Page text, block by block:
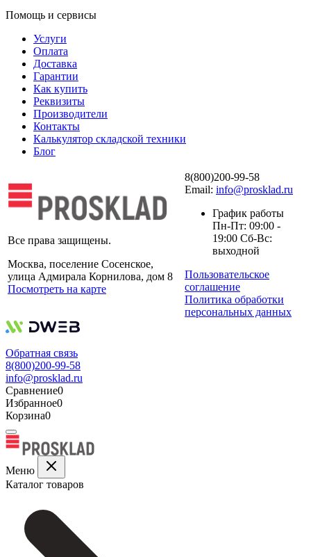
Помощь и сервисы
Услуги
Оплата
Доставка
Гарантии
Как купить
Реквизиты
Производители
Контакты
Калькулятор складской техники
Блог
Все права защищены.
Москва, поселение Сосенское,
улица Адмирала Корнилова, дом 8
Посмотреть на карте
8(800)200-99-58
Email: info@prosklad.ru
График работы
Пн-Пт: 09:00 -
19:00 Сб-Вс:
выходной
Пользовательское
соглашение
Политика обработки
персональных данных
Обратная связь
8(800)200-99-58
info@prosklad.ru
Сравнение0
Избранное0
Корзина0
Меню
Каталог товаров